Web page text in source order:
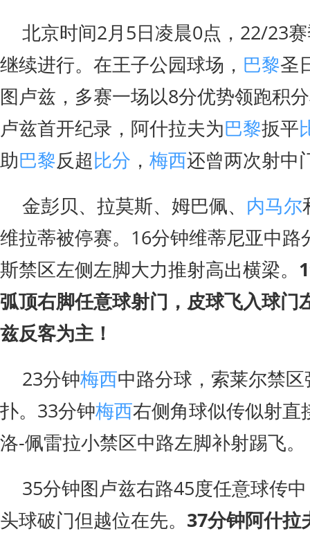
北京时间2月5日凌晨0点，22/23
继续进行。在王子公园球场， 巴黎圣
图卢兹，多赛一场以8分优势领跑积
卢兹首开纪录，阿什拉夫为巴黎扳平
助巴黎反超比分 ， 梅西还曾两次射中
金彭贝、拉莫斯、姆巴佩、 内马尔
维拉蒂被停赛。16分钟维蒂尼亚中路
斯禁区左侧左脚大力推射高出横梁。
弧顶右脚任意球射门，皮球飞入球门
兹反客为主！
23分钟梅西中路分球，索莱尔禁
扑。33分钟梅西右侧角球似传似射直
洛-佩雷拉小禁区中路左脚补射踢飞。
35分钟图卢兹右路45度任意球传
头球破门但越位在先。 37分钟阿什拉